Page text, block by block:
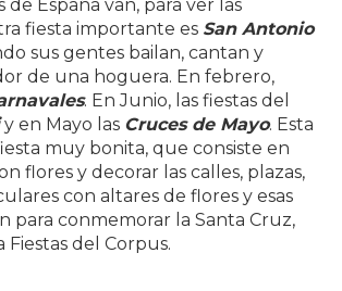
España van, para ver las
fiesta importante es San Antonio
sus gentes bailan, cantan y
de una hoguera. En febrero,
. En Junio, las fiestas del
y en Mayo las Cruces de Mayo. Esta
muy bonita, que consiste en
flores y decorar las calles, plazas,
con altares de flores y esas
para conmemorar la Santa Cruz,
Fiestas del Corpus.